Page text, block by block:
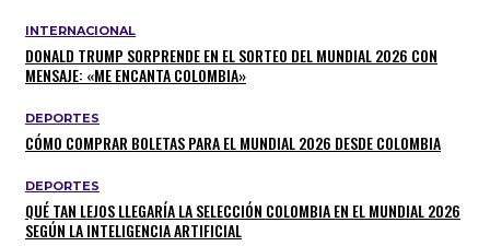
INTERNACIONAL
DONALD TRUMP SORPRENDE EN EL SORTEO DEL MUNDIAL 2026 CON
MENSAJE: «ME ENCANTA COLOMBIA»
DEPORTES
CÓMO COMPRAR BOLETAS PARA EL MUNDIAL 2026 DESDE COLOMBIA
DEPORTES
QUÉ TAN LEJOS LLEGARÍA LA SELECCIÓN COLOMBIA EN EL MUNDIAL 2026
SEGÚN LA INTELIGENCIA ARTIFICIAL